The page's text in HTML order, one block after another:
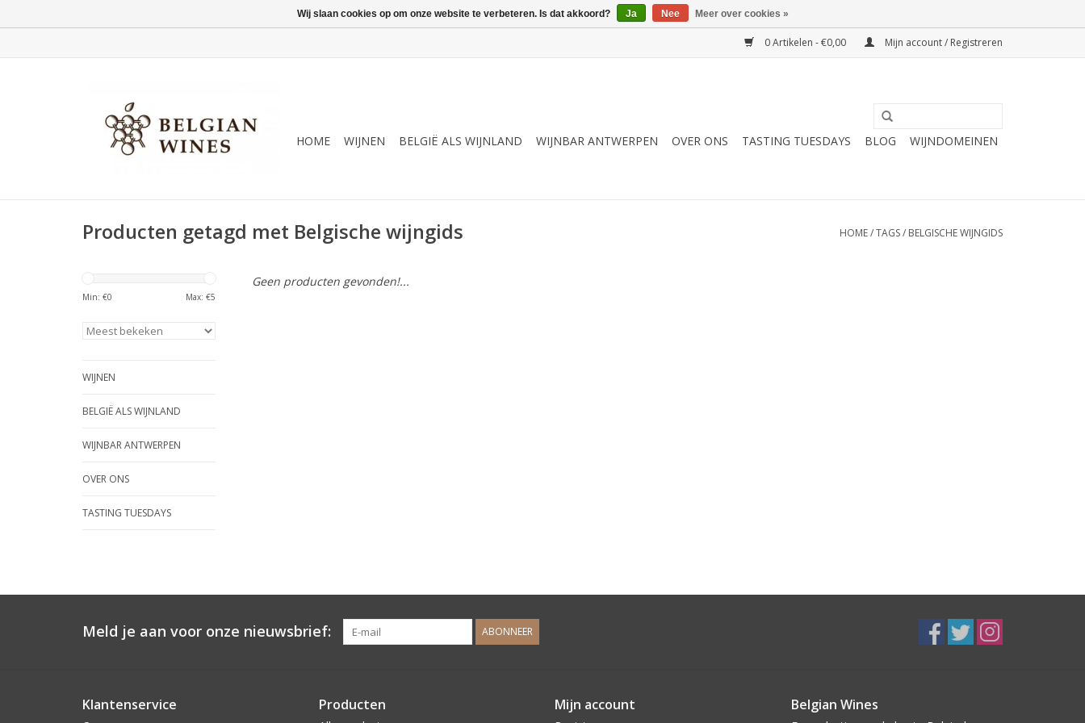
0 Artikelen - €0,00 Mijn account / Registreren
HOME WIJNEN BELGIË ALS WIJNLAND WIJNBAR ANTWERPEN OVER ONS TASTING TUESDAYS BLOG WIJNDOMEINEN
Producten getagd met Belgische wijngids HOME/TAGS/ BELGISCHE WIJNGIDS
Min: €0 Max: €5
WIJNEN
BELGIË ALS WIJNLAND
WIJNBAR ANTWERPEN
OVER ONS
TASTING TUESDAYS
Geen producten gevonden!...
Meld je aan voor onze nieuwsbrief: ABONNEER
Klantenservice Producten Mijn account Belgian Wines
Wij slaan cookies op om onze website te verbeteren. Is dat akkoord? Ja Nee Meer over cookies »